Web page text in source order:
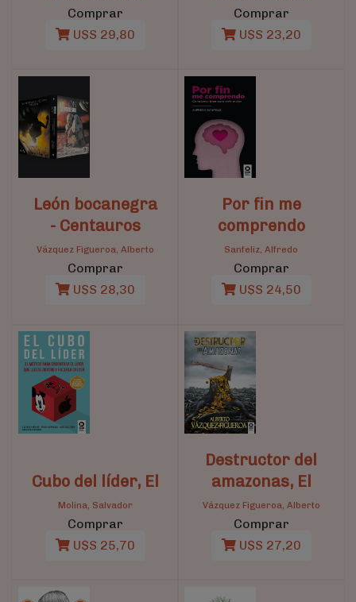
Comprar
U$S 29,80
Comprar
U$S 23,20
León bocanegra
- Centauros
Vázquez Figueroa, Alberto
Comprar
U$S 28,30
Por fin me
comprendo
Sanfeliz, Alfredo
Comprar
U$S 24,50
Cubo del líder, El
Molina, Salvador
Comprar
U$S 25,70
Destructor del
amazonas, El
Vázquez Figueroa, Alberto
Comprar
U$S 27,20